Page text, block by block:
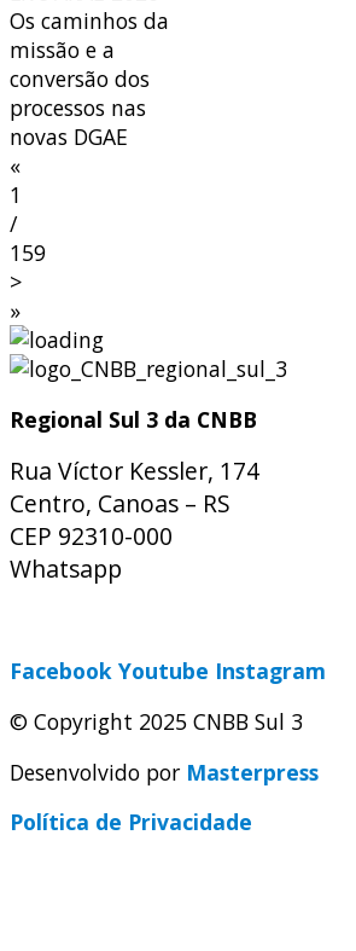
Os caminhos da
missão e a
conversão dos
processos nas
novas DGAE
«
1
/
159
>
»
Regional Sul 3 da CNBB
Rua Víctor Kessler, 174
Centro, Canoas – RS
CEP 92310-000
Whatsapp
Facebook Youtube Instagram
© Copyright 2025 CNBB Sul 3
Desenvolvido por Masterpress
Política de Privacidade